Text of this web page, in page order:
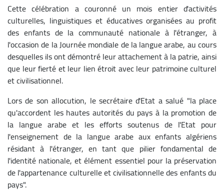
Cette célébration a couronné un mois entier d'activités
culturelles, linguistiques et éducatives organisées au profit
des enfants de la communauté nationale à l'étranger, à
l'occasion de la Journée mondiale de la langue arabe, au cours
desquelles ils ont démontré leur attachement à la patrie, ainsi
que leur fierté et leur lien étroit avec leur patrimoine culturel
et civilisationnel.
Lors de son allocution, le secrétaire d'Etat a salué "la place
qu'accordent les hautes autorités du pays à la promotion de
la langue arabe et les efforts soutenus de l'Etat pour
l'enseignement de la langue arabe aux enfants algériens
résidant à l'étranger, en tant que pilier fondamental de
l'identité nationale, et élément essentiel pour la préservation
de l'appartenance culturelle et civilisationnelle des enfants du
pays".